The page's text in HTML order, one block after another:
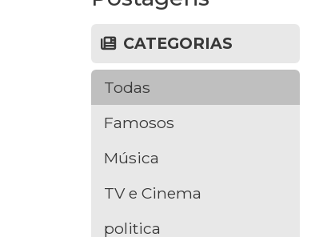
CATEGORIAS
Todas
Famosos
Música
TV e Cinema
politica